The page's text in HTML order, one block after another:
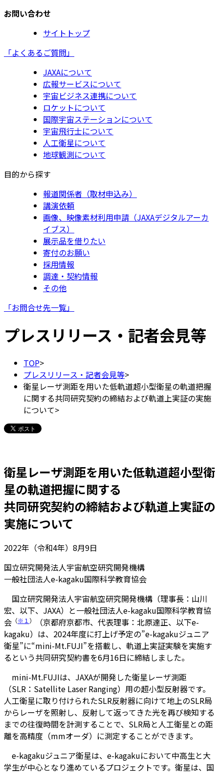
お問い合わせ
サイトトップ
「よくあるご質問」
JAXAについて
広報サービスについて
宇宙ビジネス連携について
ロケットについて
国際宇宙ステーションについて
宇宙飛行士について
人工衛星について
地球観測について
目的から探す
報道関係者（取材申込み）
講演依頼
画像、映像素材利用申請（JAXAデジタルアーカ
イブス）
展示品を借りたい
寄付のお願い
採用情報
調達・契約情報
その他
「お問合せ先一覧」
プレスリリース・記者会見等
TOP>
プレスリリース・記者会見等>
衛星レーザ測距を用いた低軌道超小型衛星の軌道把握
に関する共同研究契約の締結および軌道上実証の実施
について>
衛星レーザ測距を用いた低軌道超小型衛
星の軌道把握に関する
共同研究契約の締結および軌道上実証の
実施について
2022年（令和4年）8月9日
国立研究開発法人宇宙航空研究開発機構
一般社団法人e-kagaku国際科学教育協会
国立研究開発法人宇宙航空研究開発機構（理事長：山川
宏、以下、JAXA）と一般社団法人e-kagaku国際科学教育協
会 （※１ ）
（京都府京都市、代表理事：北原達正、以下e-
kagaku）は、2024年度に打上げ予定の”e-kagakuジュニア
衛星”に“mini-Mt.FUJI”を搭載し、軌道上実証実験を実施す
るという共同研究契約書を6月16日に締結しました。
mini-Mt.FUJIは、JAXAが開発した衛星レーザ測距
（SLR：Satellite Laser Ranging）用の超小型反射器です。
人工衛星に取り付けられたSLR反射器に向けて地上のSLR局
からレーザを照射し、反射して返ってきた光を再び検知する
までの往復時間を計測することで、SLR局と人工衛星との距
離を高精度（mmオーダ）に測定することができます。
e-kagakuジュニア衛星は、e-kagakuにおいて中高生と大
学生が中心となり進めているプロジェクトです。衛星は、国